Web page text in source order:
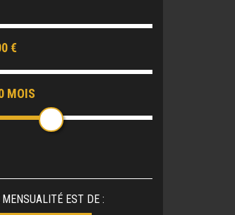
€
MOIS
MENSUALITÉ EST DE :